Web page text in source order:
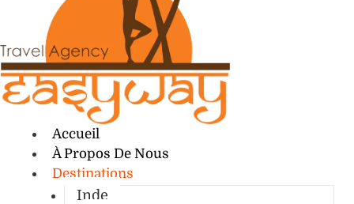
Accueil
À Propos De Nous
Destinations
Inde